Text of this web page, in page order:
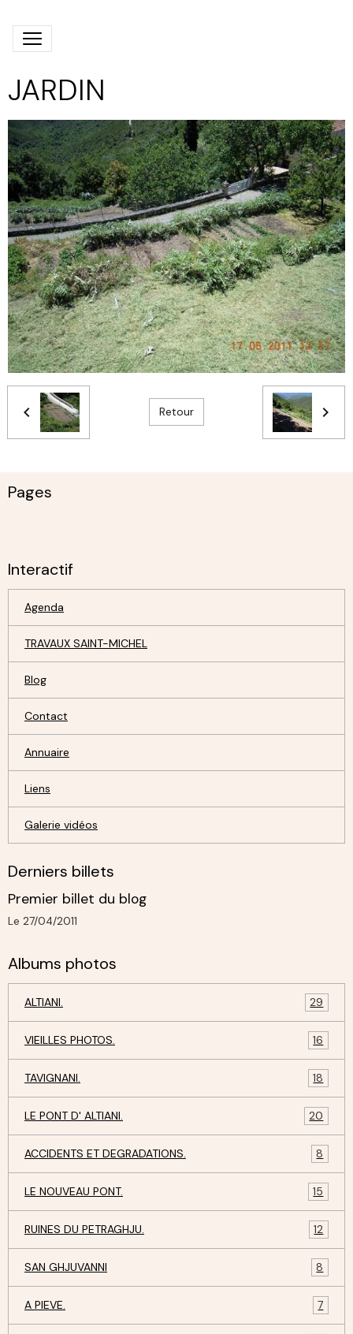
JARDIN
Retour
Pages
Interactif
Agenda
TRAVAUX SAINT-MICHEL
Blog
Contact
Annuaire
Liens
Galerie vidéos
Derniers billets
Premier billet du blog
Le 27/04/2011
Albums photos
ALTIANI. 29
VIEILLES PHOTOS. 16
TAVIGNANI. 18
LE PONT D' ALTIANI. 20
ACCIDENTS ET DEGRADATIONS. 8
LE NOUVEAU PONT. 15
RUINES DU PETRAGHJU. 12
SAN GHJUVANNI 8
A PIEVE. 7